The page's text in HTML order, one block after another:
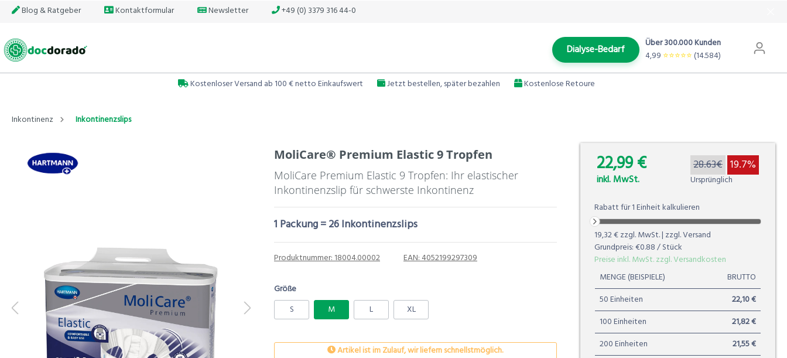
Blog & Ratgeber Kontaktformular Newsletter +49 (0) 3379 316 44-0
Dialyse-Bedarf
Über 300.000 Kunden
4,99 ⭐️⭐️⭐️⭐️⭐️(14.584)
Kostenloser Versand ab 100 € netto Einkaufswert Jetzt bestellen, später bezahlen Kostenlose Retoure
Inkontinenz Inkontinenzslips
MoliCare® Premium Elastic 9 Tropfen
MoliCare Premium Elastic 9 Tropfen: Ihr elastischer
Inkontinenzslip für schwerste Inkontinenz
1 Packung = 26 Inkontinenzslips
Produktnummer:18004.00002 EAN:4052199297309
Größe
S
M L XL
Artikel ist im Zulauf, wir liefern schnellstmöglich.
22,99 €
inkl. MwSt.
28.63€ 19.7%
Ursprünglich
Rabatt für1Einheitkalkulieren
19,32 €zzgl. MwSt. | zzgl. Versand
Grundpreis:€0.88/ Stück
Preise inkl. MwSt. zzgl. Versandkosten
MENGE (BEISPIELE)
BRUTTO
50 Einheiten
22,10 €
100 Einheiten
21,82 €
200 Einheiten
21,55 €